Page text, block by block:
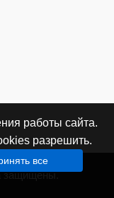
работы сайта.
разрешить.
все
защищены.